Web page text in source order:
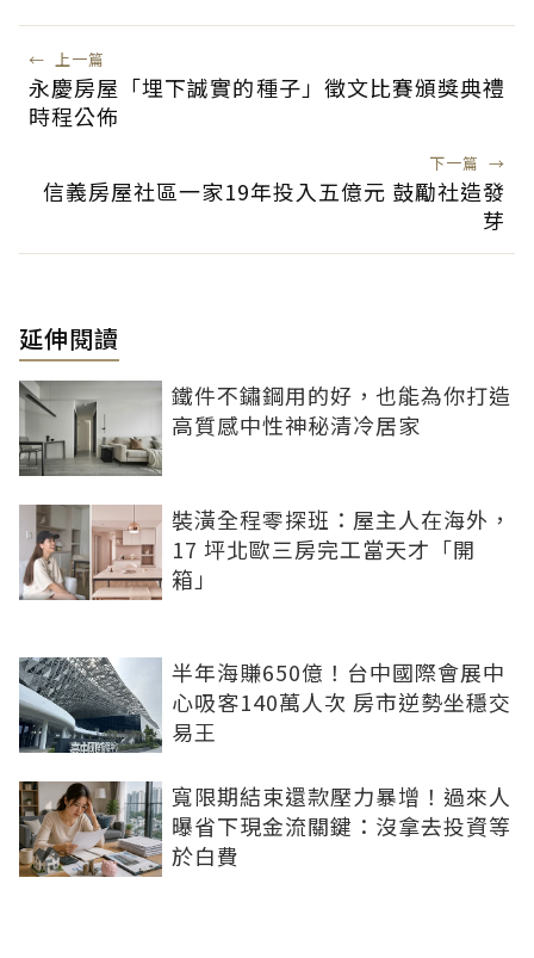
← 上一篇
永慶房屋「埋下誠實的種子」徵文比賽頒獎典禮
時程公佈
下一篇 →
信義房屋社區一家19年投入五億元 鼓勵社造發
芽
延伸閱讀
鐵件不鏽鋼用的好，也能為你打造
高質感中性神秘清冷居家
裝潢全程零探班：屋主人在海外，
17 坪北歐三房完工當天才「開
箱」
半年海賺650億！台中國際會展中
心吸客140萬人次 房市逆勢坐穩交
易王
寬限期結束還款壓力暴增！過來人
曝省下現金流關鍵：沒拿去投資等
於白費